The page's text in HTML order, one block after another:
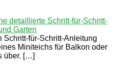
detaillierte Schritt-für-Schritt-
Garten
Schritt-für-Schritt-Anleitung
Miniteichs für Balkon oder
über. […]